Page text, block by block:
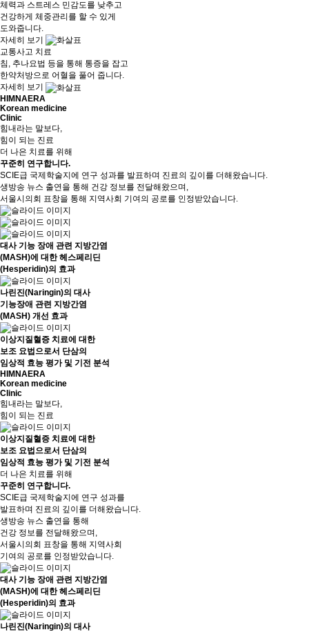
체력과 스트레스 민감도를 낮추고
건강하게 체중관리를 할 수 있게
도와줍니다.
자세히 보기
교통사고 치료
침, 추나요법 등을 통해 통증을 잡고
한약처방으로 어혈을 풀어 줍니다.
자세히 보기
HIMNAERA
Korean medicine
Clinic
힘내라는 말보다,
힘이 되는 진료
더 나은 치료를 위해
꾸준히 연구합니다.
SCIE급 국제학술지에 연구 성과를 발표하며 진료의 깊이를 더해왔습니다.
생방송 뉴스 출연을 통해 건강 정보를 전달해왔으며,
서울시의회 표창을 통해 지역사회 기여의 공로를 인정받았습니다.
대사 기능 장애 관련 지방간염
(MASH)에 대한 헤스페리딘
(Hesperidin)의 효과
나린진(Naringin)의 대사
기능장애 관련 지방간염
(MASH) 개선 효과
이상지질혈증 치료에 대한
보조 요법으로서 단삼의
임상적 효능 평가 및 기전 분석
HIMNAERA
Korean medicine
Clinic
힘내라는 말보다,
힘이 되는 진료
이상지질혈증 치료에 대한
보조 요법으로서 단삼의
임상적 효능 평가 및 기전 분석
더 나은 치료를 위해
꾸준히 연구합니다.
SCIE급 국제학술지에 연구 성과를
발표하며 진료의 깊이를 더해왔습니다.
생방송 뉴스 출연을 통해
건강 정보를 전달해왔으며,
서울시의회 표창을 통해 지역사회
기여의 공로를 인정받았습니다.
대사 기능 장애 관련 지방간염
(MASH)에 대한 헤스페리딘
(Hesperidin)의 효과
나린진(Naringin)의 대사